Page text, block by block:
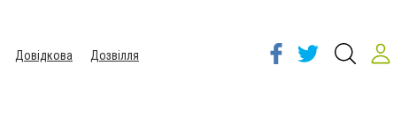
Довідкова
Дозвілля